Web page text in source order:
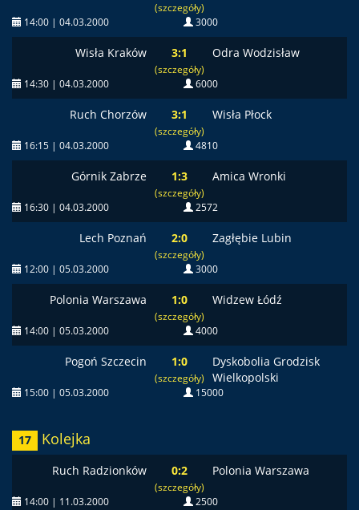
(szczegóły)
14:00 | 04.03.2000 3000
Wisła Kraków 3:1
(szczegóły)
Odra Wodzisław
14:30 | 04.03.2000 6000
Ruch Chorzów 3:1
(szczegóły)
Wisła Płock
16:15 | 04.03.2000 4810
Górnik Zabrze 1:3
(szczegóły)
Amica Wronki
16:30 | 04.03.2000 2572
Lech Poznań 2:0
(szczegóły)
Zagłębie Lubin
12:00 | 05.03.2000 3000
Polonia Warszawa 1:0
(szczegóły)
Widzew Łódź
14:00 | 05.03.2000 4000
Pogoń Szczecin 1:0
(szczegóły)
Dyskobolia Grodzisk
Wielkopolski
15:00 | 05.03.2000 15000
17 Kolejka
Ruch Radzionków 0:2
(szczegóły)
Polonia Warszawa
14:00 | 11.03.2000 2500